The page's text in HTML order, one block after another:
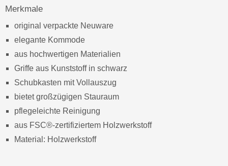
Merkmale
original verpackte Neuware
elegante Kommode
aus hochwertigen Materialien
Griffe aus Kunststoff in schwarz
Schubkasten mit Vollauszug
bietet großzügigen Stauraum
pflegeleichte Reinigung
aus FSC®-zertifiziertem Holzwerkstoff
Material: Holzwerkstoff